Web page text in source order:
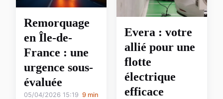
Remorquage
en Île-de-
France : une
urgence sous-
évaluée
05/04/2026 15:19 9 min
Evera : votre
allié pour une
flotte
électrique
efficace